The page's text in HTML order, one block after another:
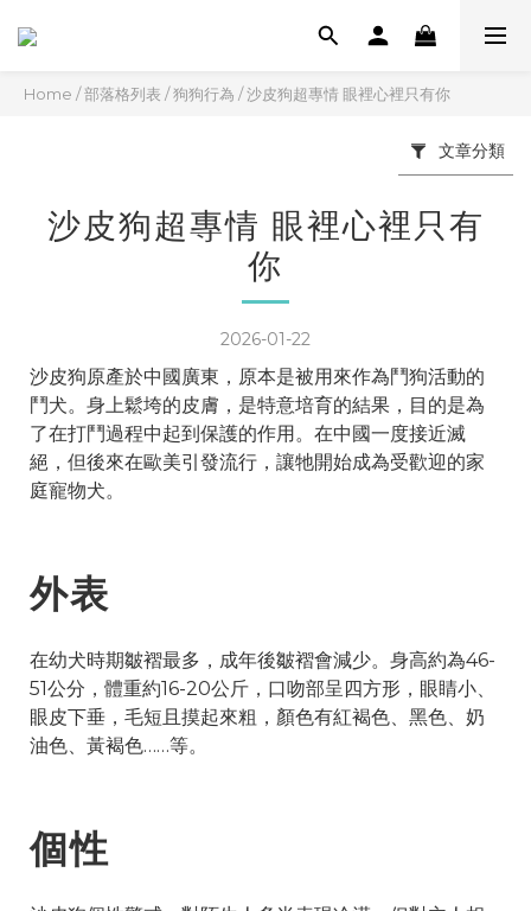
Home /部落格列表 /狗狗行為 /沙皮狗超專情 眼裡心裡只有你
文章分類
沙皮狗超專情 眼裡心裡只有
你
2026-01-22
沙皮狗原產於中國廣東，原本是被用來作為鬥狗活動的
鬥犬。身上鬆垮的皮膚，是特意培育的結果，目的是為
了在打鬥過程中起到保護的作用。在中國一度接近滅
絕，但後來在歐美引發流行，讓牠開始成為受歡迎的家
庭寵物犬。
外表
在幼犬時期皺褶最多，成年後皺褶會減少。身高約為46-
51公分，體重約16-20公斤，口吻部呈四方形，眼睛小、
眼皮下垂，毛短且摸起來粗，顏色有紅褐色、黑色、奶
油色、黃褐色……等。
個性